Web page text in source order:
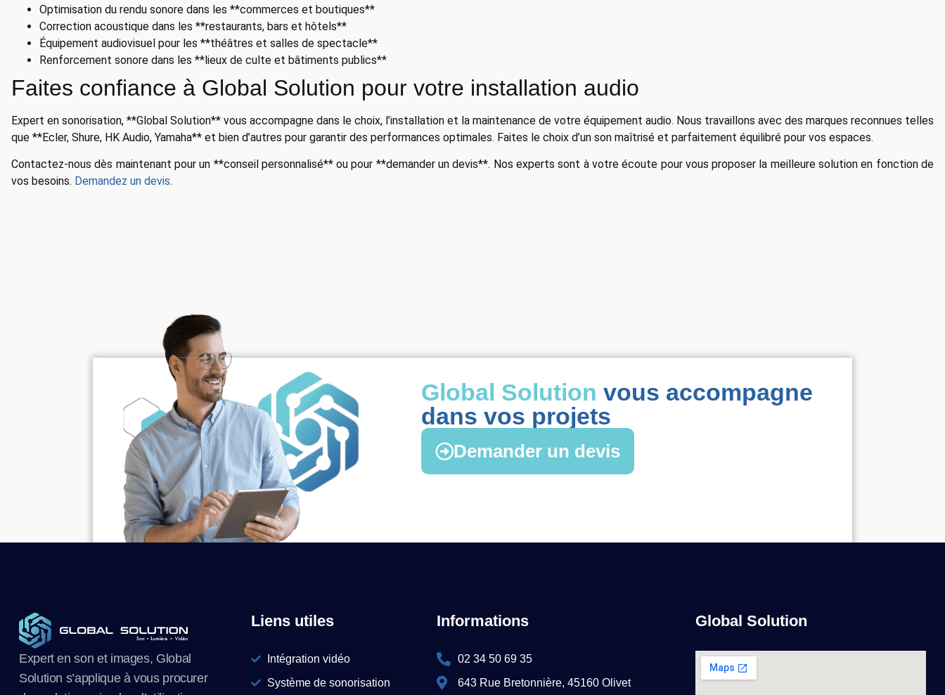
Optimisation du rendu sonore dans les **commerces et boutiques**
Correction acoustique dans les **restaurants, bars et hôtels**
Équipement audiovisuel pour les **théâtres et salles de spectacle**
Renforcement sonore dans les **lieux de culte et bâtiments publics**
Faites confiance à Global Solution pour votre installation audio
Expert en sonorisation, **Global Solution** vous accompagne dans le choix, l’installation et la maintenance de votre équipement audio. Nous travaillons avec des marques reconnues telles
que **Ecler, Shure, HK Audio, Yamaha** et bien d’autres pour garantir des performances optimales. Faites le choix d’un son maîtrisé et parfaitement équilibré pour vos espaces.
Contactez-nous dès maintenant pour un **conseil personnalisé** ou pour **demander un devis**. Nos experts sont à votre écoute pour vous proposer la meilleure solution en fonction de
vos besoins. Demandez un devis.
Global Solution vous accompagne
dans vos projets
Demander un devis
Expert en son et images, Global
Solution s’applique à vous procurer
Liens utiles
Intégration vidéo
Système de sonorisation
Informations
02 34 50 69 35
643 Rue Bretonnière, 45160 Olivet
Global Solution